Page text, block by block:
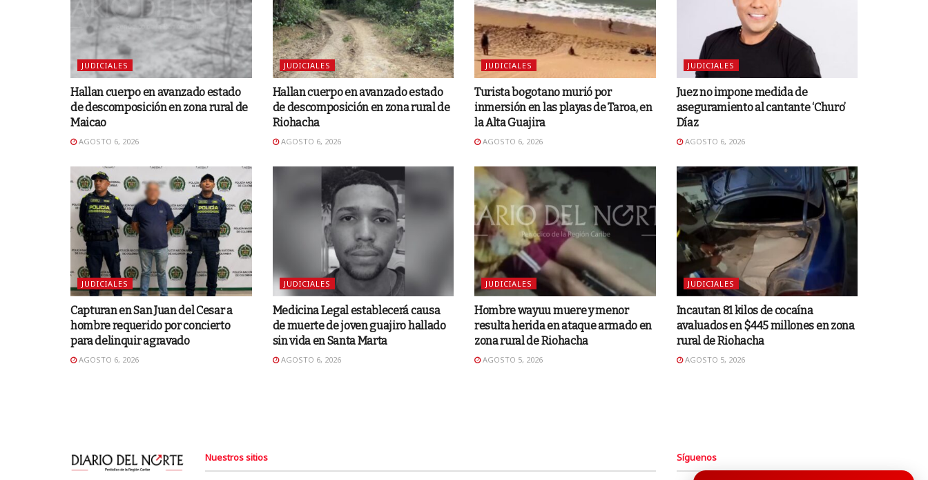
JUDICIALES
Hallan cuerpo en avanzado estado
de descomposición en zona rural de
Maicao
AGOSTO 6, 2026
JUDICIALES
Hallan cuerpo en avanzado estado
de descomposición en zona rural de
Riohacha
AGOSTO 6, 2026
JUDICIALES
Turista bogotano murió por
inmersión en las playas de Taroa, en
la Alta Guajira
AGOSTO 6, 2026
JUDICIALES
Juez no impone medida de
aseguramiento al cantante ‘Churo’
Díaz
AGOSTO 6, 2026
JUDICIALES
Capturan en San Juan del Cesar a
hombre requerido por concierto
para delinquir agravado
AGOSTO 6, 2026
JUDICIALES
Medicina Legal establecerá causa
de muerte de joven guajiro hallado
sin vida en Santa Marta
AGOSTO 6, 2026
JUDICIALES
Hombre wayuu muere y menor
resulta herida en ataque armado en
zona rural de Riohacha
AGOSTO 5, 2026
JUDICIALES
Incautan 81 kilos de cocaína
avaluados en $445 millones en zona
rural de Riohacha
AGOSTO 5, 2026
Nuestros sitios Síguenos